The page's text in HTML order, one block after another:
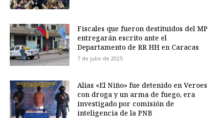
Fiscales que fueron destituidos del MP
entregarán escrito ante el
Departamento de RR HH en Caracas
7 de julio de 2025
Alias «El Niño» fue detenido en Veroes
con droga y un arma de fuego, era
investigado por comisión de
inteligencia de la PNB